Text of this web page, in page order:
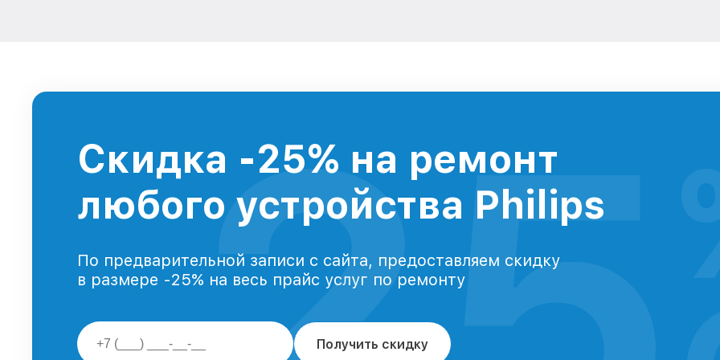
Скидка -25% на ремонт
любого устройства Philips
По предварительной записи с сайта, предоставляем скидку
в размере -25% на весь прайс услуг по ремонту
Получить скидку